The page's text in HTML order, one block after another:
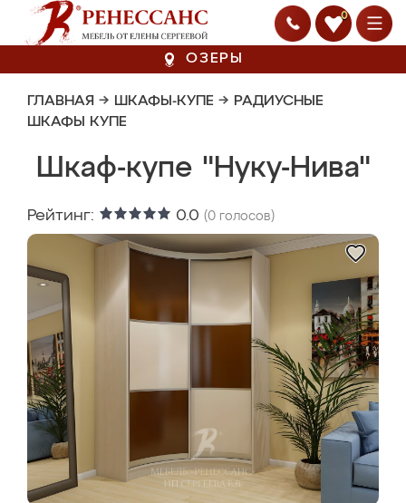
0
ОЗЕРЫ
ГЛАВНАЯ → ШКАФЫ-КУПЕ → РАДИУСНЫЕ
ШКАФЫ КУПЕ
Шкаф-купе "Нуку-Нива"
Рейтинг: 0.0 (0 голосов)